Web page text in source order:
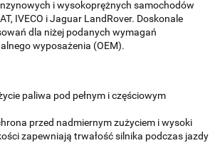
i wysokoprężnych samochodów
IVECO i Jaguar LandRover. Doskonale
dla niżej podanych wymagań
wyposażenia (OEM).
paliwa pod pełnym i częściowym
przed nadmiernym zużyciem i wysoki
zapewniają trwałość silnika podczas jazdy